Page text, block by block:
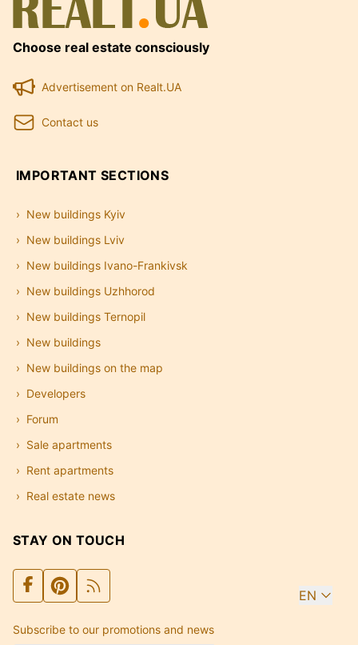
Choose real estate consciously
Advertisement on Realt.UA
Contact us
IMPORTANT SECTIONS
New buildings Kyiv
New buildings Lviv
New buildings Ivano-Frankivsk
New buildings Uzhhorod
New buildings Ternopil
New buildings
New buildings on the map
Developers
Forum
Sale apartments
Rent apartments
Real estate news
STAY ON TOUCH
EN
Subscribe to our promotions and news